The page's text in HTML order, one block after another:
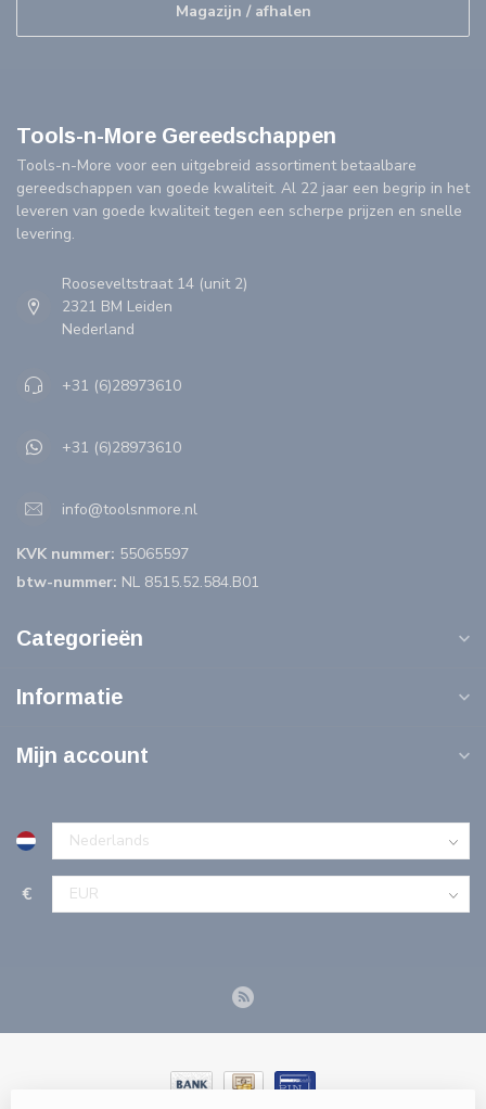
Magazijn / afhalen
Tools-n-More Gereedschappen
Tools-n-More voor een uitgebreid assortiment betaalbare
gereedschappen van goede kwaliteit. Al 22 jaar een begrip in het
leveren van goede kwaliteit tegen een scherpe prijzen en snelle
levering.
Rooseveltstraat 14 (unit 2)
2321 BM Leiden
Nederland
+31 (6)28973610
+31 (6)28973610
info@toolsnmore.nl
KVK nummer: 55065597
btw-nummer: NL 8515.52.584.B01
Categorieën
Informatie
Mijn account
€